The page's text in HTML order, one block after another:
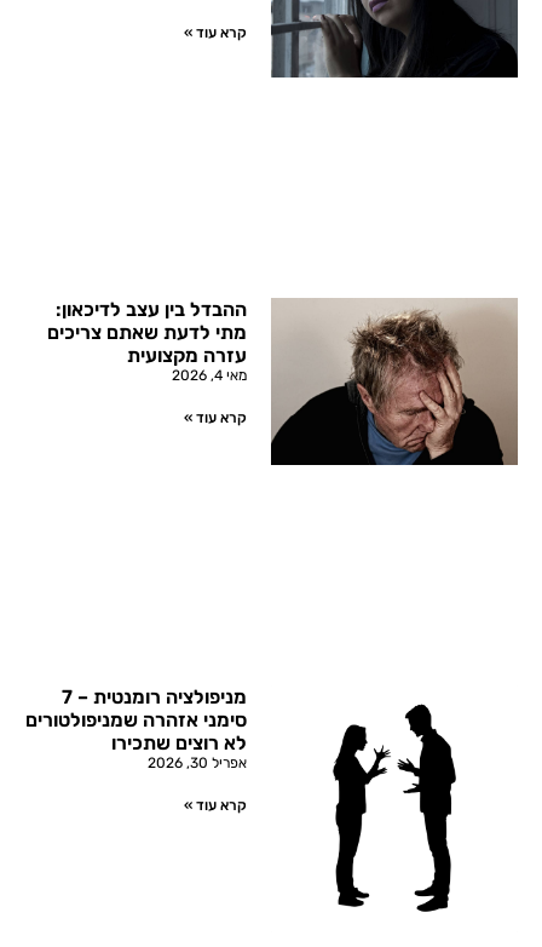
קרא עוד »
ההבדל בין עצב לדיכאון:
מתי לדעת שאתם צריכים
עזרה מקצועית
מאי 4, 2026
קרא עוד »
מניפולציה רומנטית – 7
סימני אזהרה שמניפולטורים
לא רוצים שתכירו
אפריל 30, 2026
קרא עוד »